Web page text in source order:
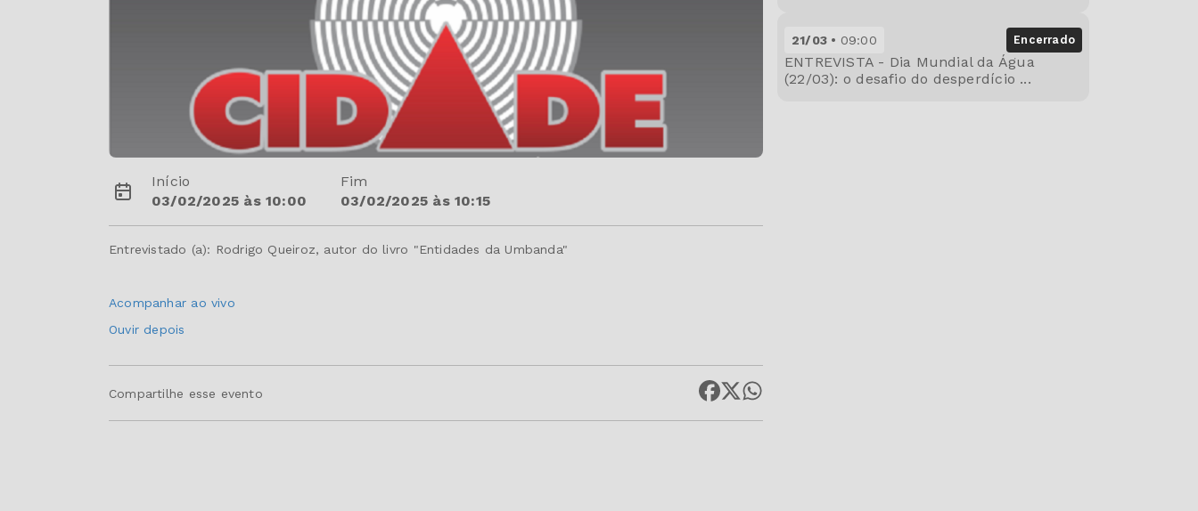
Início
03/02/2025 às 10:00
Fim
03/02/2025 às 10:15
Entrevistado (a): Rodrigo Queiroz, autor do livro "Entidades da Umbanda"
Acompanhar ao vivo
Ouvir depois
21/03 09:00 Encerrado
ENTREVISTA - Dia Mundial da Água
(22/03): o desafio do desperdício ...
Compartilhe esse evento